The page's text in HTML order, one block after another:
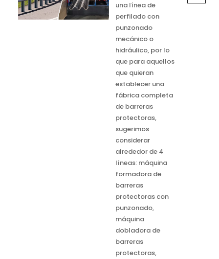
una línea de
perfilado con
punzonado
mecánico o
hidráulico, por lo
que para aquellos
que quieran
establecer una
fábrica completa
de barreras
protectoras,
sugerimos
considerar
alrededor de 4
líneas: máquina
formadora de
barreras
protectoras con
punzonado,
máquina
dobladora de
barreras
protectoras,